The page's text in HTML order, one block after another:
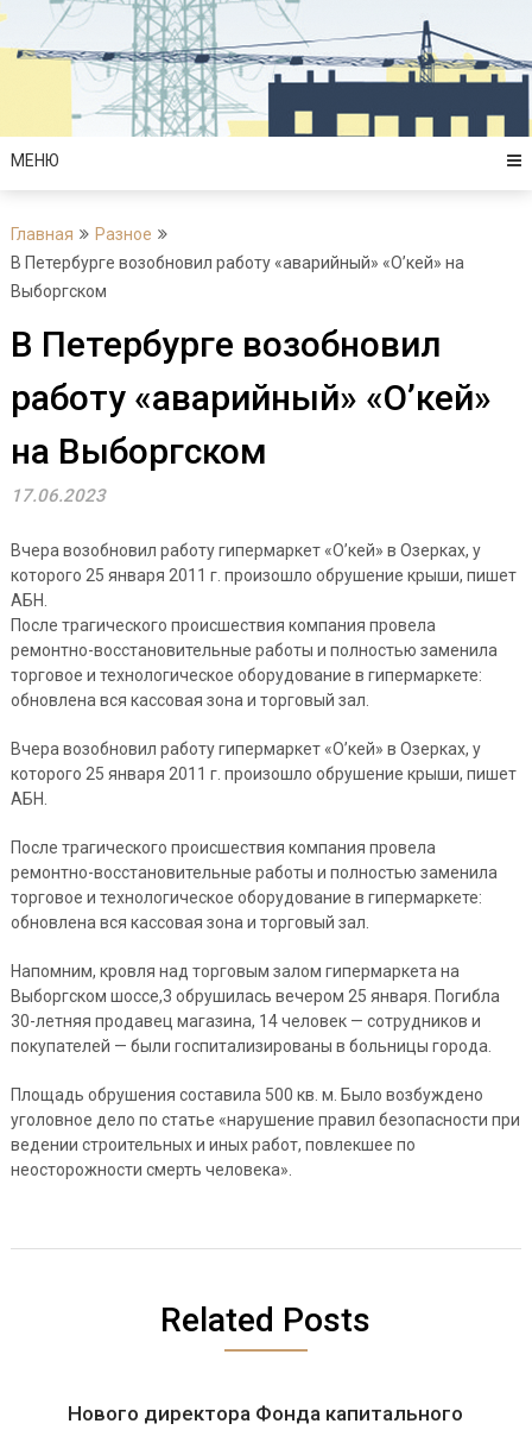
Перейти
содержимому
МЕНЮ
Главная
Разное
В Петербурге возобновил работу «аварийный» «О’кей» на
Выборгском
В Петербурге возобновил
работу «аварийный» «О’кей»
на Выборгском
17.06.2023
Вчера возобновил работу гипермаркет «О’кей» в Озерках, у
которого 25 января 2011 г. произошло обрушение крыши, пишет
АБН.
После трагического происшествия компания провела
ремонтно-восстановительные работы и полностью заменила
торговое и технологическое оборудование в гипермаркете:
обновлена вся кассовая зона и торговый зал.
Вчера возобновил работу гипермаркет «О’кей» в Озерках, у
которого 25 января 2011 г. произошло обрушение крыши, пишет
АБН.
После трагического происшествия компания провела
ремонтно-восстановительные работы и полностью заменила
торговое и технологическое оборудование в гипермаркете:
обновлена вся кассовая зона и торговый зал.
Напомним, кровля над торговым залом гипермаркета на
Выборгском шоссе,3 обрушилась вечером 25 января. Погибла
30-летняя продавец магазина, 14 человек — сотрудников и
покупателей — были госпитализированы в больницы города.
Площадь обрушения составила 500 кв. м. Было возбуждено
уголовное дело по статье «нарушение правил безопасности при
ведении строительных и иных работ, повлекшее по
неосторожности смерть человека».
Related Posts
Нового директора Фонда капитального